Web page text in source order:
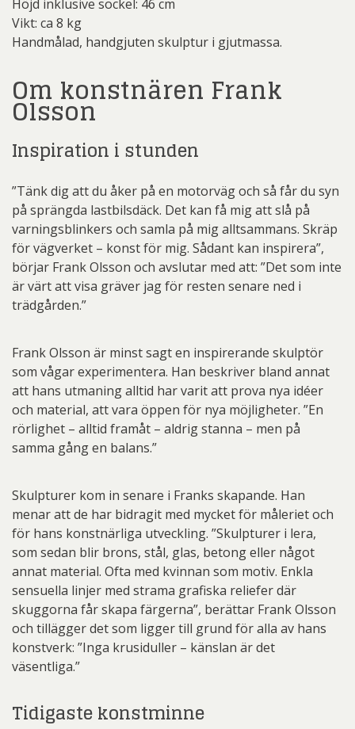
Höjd inklusive sockel: 46 cm
Vikt: ca 8 kg
Handmålad, handgjuten skulptur i gjutmassa.
Om konstnären Frank
Olsson
Inspiration i stunden
”Tänk dig att du åker på en motorväg och så får du syn
på sprängda lastbilsdäck. Det kan få mig att slå på
varningsblinkers och samla på mig alltsammans. Skräp
för vägverket – konst för mig. Sådant kan inspirera”,
börjar Frank Olsson och avslutar med att: ”Det som inte
är värt att visa gräver jag för resten senare ned i
trädgården.”
Frank Olsson är minst sagt en inspirerande skulptör
som vågar experimentera. Han beskriver bland annat
att hans utmaning alltid har varit att prova nya idéer
och material, att vara öppen för nya möjligheter. ”En
rörlighet – alltid framåt – aldrig stanna – men på
samma gång en balans.”
Skulpturer kom in senare i Franks skapande. Han
menar att de har bidragit med mycket för måleriet och
för hans konstnärliga utveckling. ”Skulpturer i lera,
som sedan blir brons, stål, glas, betong eller något
annat material. Ofta med kvinnan som motiv. Enkla
sensuella linjer med strama grafiska reliefer där
skuggorna får skapa färgerna”, berättar Frank Olsson
och tillägger det som ligger till grund för alla av hans
konstverk: ”Inga krusiduller – känslan är det
väsentliga.”
Tidigaste konstminne